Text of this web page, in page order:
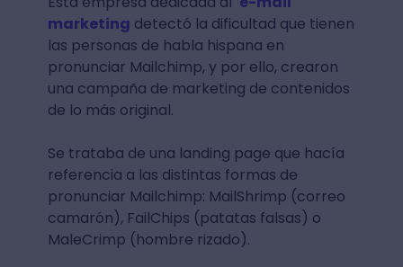
marketing detectó la dificultad que tienen
las personas de habla hispana en
pronunciar Mailchimp, y por ello, crearon
una campaña de marketing de contenidos
de lo más original.
Se trataba de una landing page que hacía
referencia a las distintas formas de
pronunciar Mailchimp: MailShrimp (correo
camarón), FailChips (patatas falsas) o
MaleCrimp (hombre rizado).